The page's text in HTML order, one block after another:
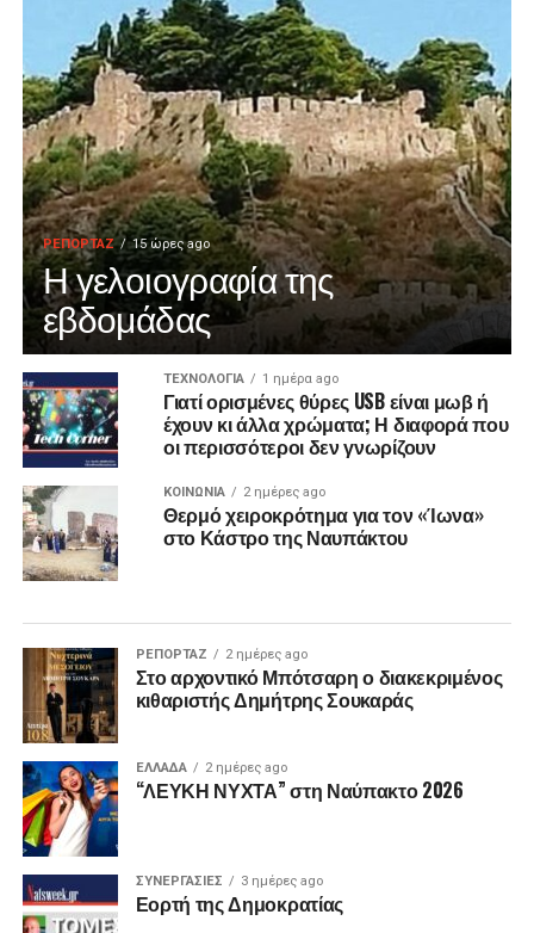
ΡΕΠΟΡΤΑΖ 15 ώρες ago
Η γελοιογραφία της
εβδομάδας
ΤΕΧΝΟΛΟΓΙΑ 1 ημέρα ago
Γιατί ορισμένες θύρες USB είναι μωβ ή
έχουν κι άλλα χρώματα; Η διαφορά που
οι περισσότεροι δεν γνωρίζουν
ΚΟΙΝΩΝΙΑ 2 ημέρες ago
Θερμό χειροκρότημα για τον «Ίωνα»
στο Κάστρο της Ναυπάκτου
ΡΕΠΟΡΤΑΖ 2 ημέρες ago
Στο αρχοντικό Μπότσαρη ο διακεκριμένος
κιθαριστής Δημήτρης Σουκαράς
ΕΛΛΑΔΑ 2 ημέρες ago
“ΛΕΥΚΗ ΝΥΧΤΑ” στη Ναύπακτο 2026
ΣΥΝΕΡΓΑΣΙΕΣ 3 ημέρες ago
Εορτή της Δημοκρατίας